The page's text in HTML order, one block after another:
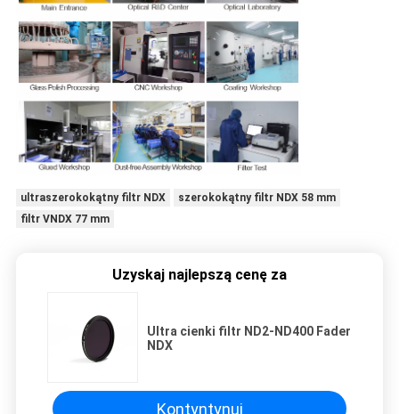
ultraszerokokątny filtr NDX
szerokokątny filtr NDX 58 mm
filtr VNDX 77 mm
Uzyskaj najlepszą cenę za
Ultra cienki filtr ND2-ND400 Fader
NDX
Kontyntynuj